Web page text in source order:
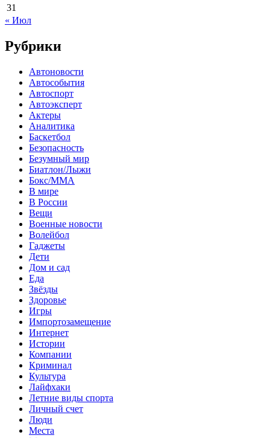
31
« Июл
Рубрики
Автоновости
Автособытия
Автоспорт
Автоэксперт
Актеры
Аналитика
Баскетбол
Безопасность
Безумный мир
Биатлон/Лыжи
Бокс/MMA
В мире
В России
Вещи
Военные новости
Волейбол
Гаджеты
Дети
Дом и сад
Еда
Звёзды
Здоровье
Игры
Импортозамещение
Интернет
Истории
Компании
Криминал
Культура
Лайфхаки
Летние виды спорта
Личный счет
Люди
Места